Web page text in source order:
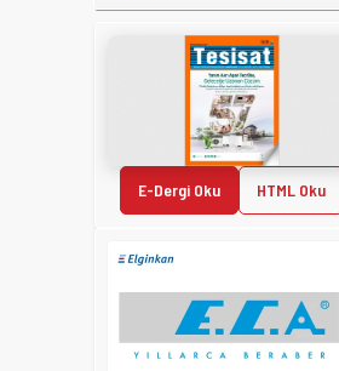
E-Dergi Oku HTML Oku